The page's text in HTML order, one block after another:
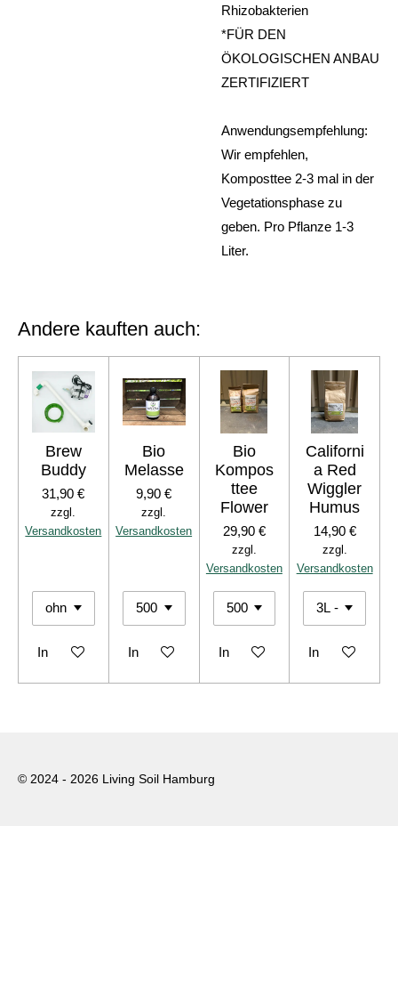
Rhizobakterien
*FÜR DEN
ÖKOLOGISCHEN ANBAU
ZERTIFIZIERT
Anwendungsempfehlung:
Wir empfehlen,
Komposttee 2-3 mal in der
Vegetationsphase zu
geben. Pro Pflanze 1-3
Liter.
Andere kauften auch:
Brew
Buddy
31,90 €
zzgl.
Versandkosten
In den Warenkorb
Bio
Melasse
9,90 €
zzgl.
Versandkosten
In den Warenkorb
Bio
Kompos
ttee
Flower
29,90 €
zzgl.
Versandkosten
In den Warenkorb
Californi
a Red
Wiggler
Humus
14,90 €
zzgl.
Versandkosten
In den
© 2024 - 2026 Living Soil Hamburg